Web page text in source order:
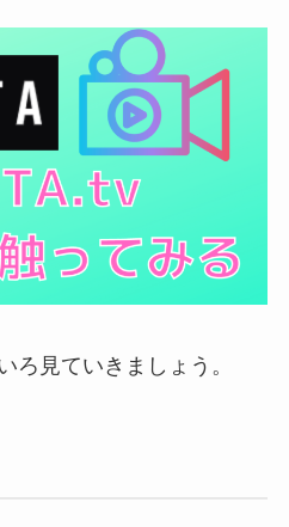
ろ見ていきましょう。